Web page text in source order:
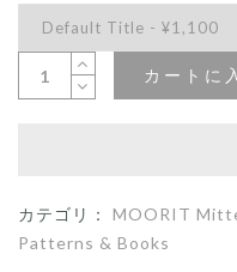
カートに
カテゴリ： MOORIT
Patterns & Books